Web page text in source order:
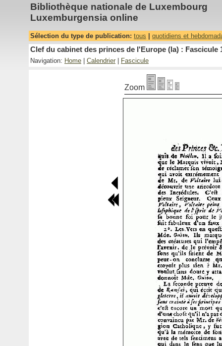
Bibliothèque nationale de Luxembourg
Luxemburgensia online
Sélection du type de publication: tous quotidiens et
Clef du cabinet des princes de l'Europe (la) : Fascicule
Navigation: Home Calendrier Fascicule
Zoom